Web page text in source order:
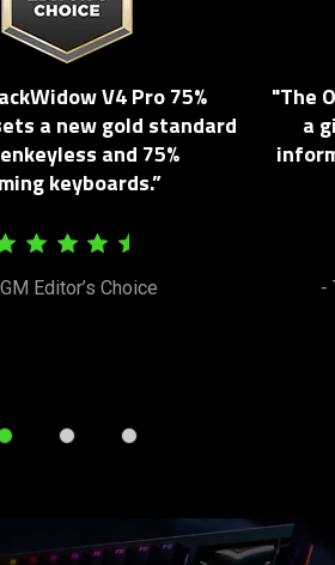
V4 Pro 75%
a new gold standard
and 75%
keyboards.”
Editor’s Choice
"The
a
-